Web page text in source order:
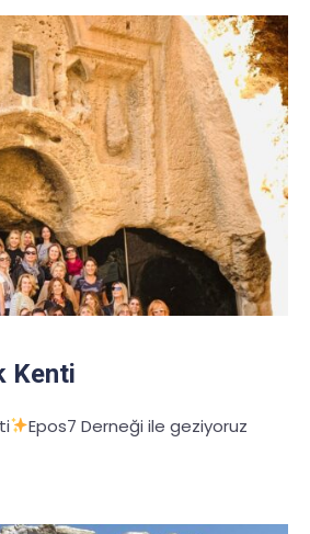
Kenti
Epos7 Derneği ile geziyoruz